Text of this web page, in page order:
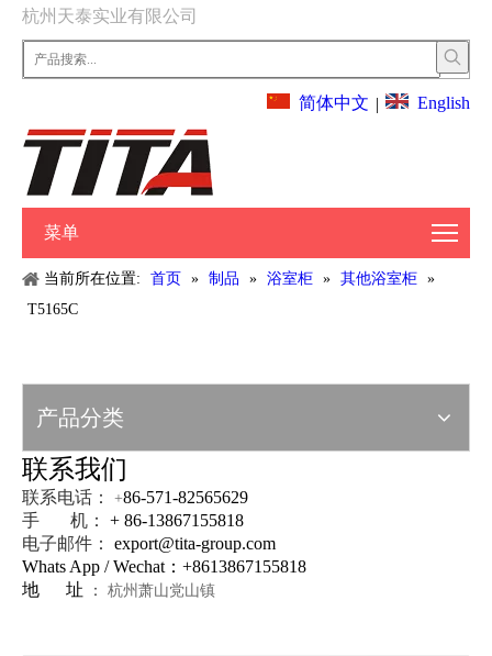
杭州天泰实业有限公司
简体中文 | English
菜单
当前所在位置: 首页 » 制品 » 浴室柜 » 其他浴室柜 »
T5165C
产品分类
联系我们
联系电话： +86-571-82565629
手 机：
+ 86-13867155818
电子邮件：
export@tita-group.com
Whats App / Wechat：+8613867155818
地 址
： 杭州萧山党山镇